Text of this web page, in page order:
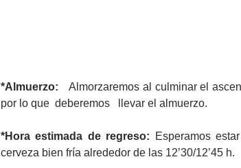
*Almuerzo:
Almorzaremos al culminar el
por lo que deberemos llevar el almuerzo.
*Hora estimada de regreso: Esperamos
cerveza bien fría alrededor de las 12’30/12’45 h.